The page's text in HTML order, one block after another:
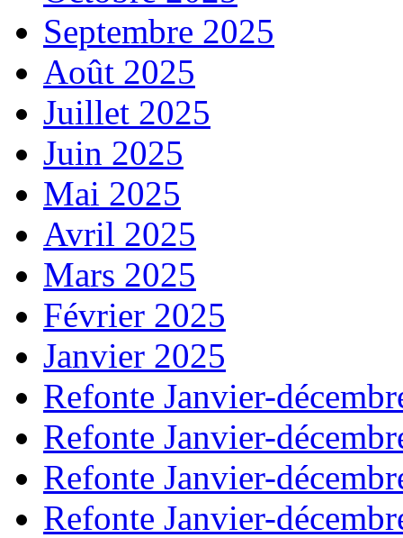
Septembre 2025
Août 2025
Juillet 2025
Juin 2025
Mai 2025
Avril 2025
Mars 2025
Février 2025
Janvier 2025
Refonte Janvier-
Refonte Janvier-
Refonte Janvier-
Refonte Janvier-